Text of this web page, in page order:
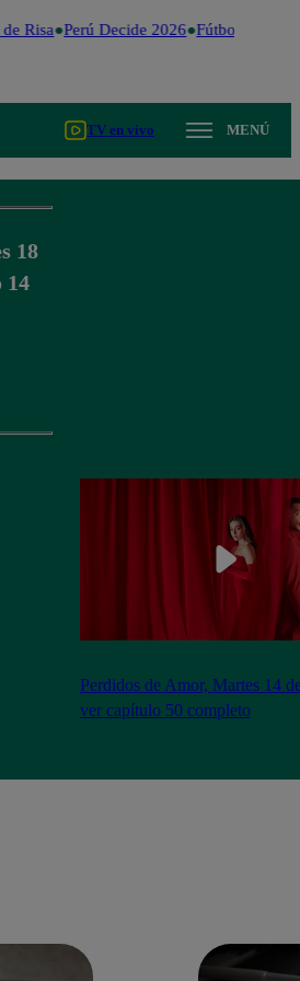
Risa Perú Decide 2026 Fútbol peruano
TV en vivo MENÚ
18
14
Perdidos de Amor, Martes 14
ver capítulo 50 completo